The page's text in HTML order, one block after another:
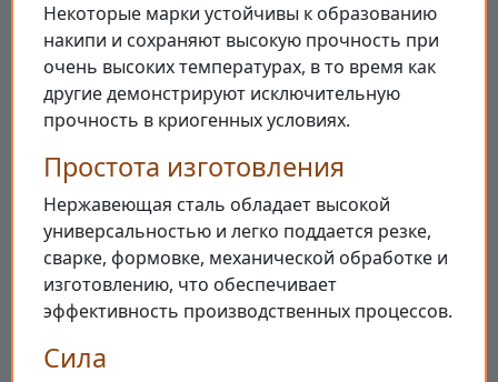
Некоторые марки устойчивы к образованию
накипи и сохраняют высокую прочность при
очень высоких температурах, в то время как
другие демонстрируют исключительную
прочность в криогенных условиях.
Простота изготовления
Нержавеющая сталь обладает высокой
универсальностью и легко поддается резке,
сварке, формовке, механической обработке и
изготовлению, что обеспечивает
эффективность производственных процессов.
Сила